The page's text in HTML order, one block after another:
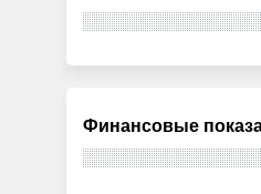
Финансовые